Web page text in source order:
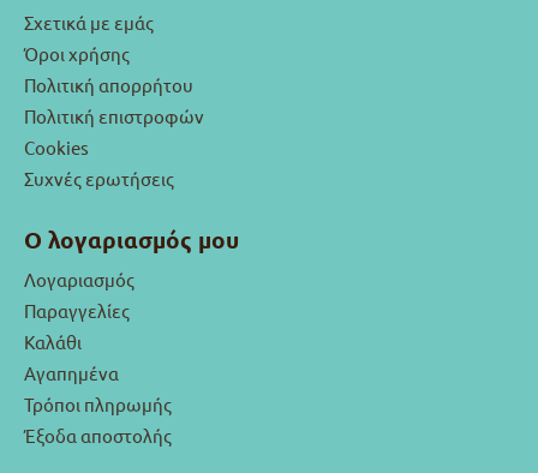
Σχετικά με εμάς
Όροι χρήσης
Πολιτική απορρήτου
Πολιτική επιστροφών
Cookies
Συχνές ερωτήσεις
Ο λογαριασμός μου
Λογαριασμός
Παραγγελίες
Καλάθι
Αγαπημένα
Τρόποι πληρωμής
Έξοδα αποστολής